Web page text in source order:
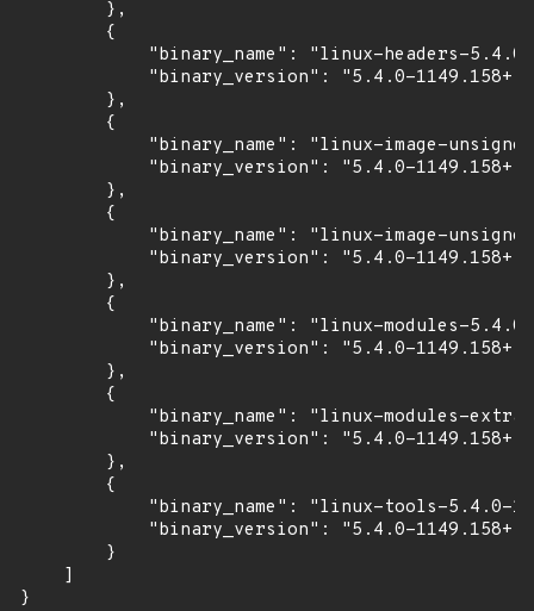
        },
        {
"binary_name": "linux-headers-
"binary_version": "5.4.0-
        },
        {
"binary_name": "linux-image-
"binary_version": "5.4.0-
        },
        {
"binary_name": "linux-image-
"binary_version": "5.4.0-
        },
        {
"binary_name": "linux-modules-
"binary_version": "5.4.0-
        },
        {
"binary_name": "linux-modules-
"binary_version": "5.4.0-
        },
        {
"binary_name": "linux-tools-5.4.0-
"binary_version": "5.4.0-
        }
    ]
}